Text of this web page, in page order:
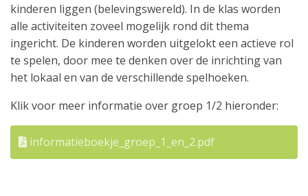
kinderen liggen (belevingswereld). In de klas worden
alle activiteiten zoveel mogelijk rond dit thema
ingericht. De kinderen worden uitgelokt een actieve rol
te spelen, door mee te denken over de inrichting van
het lokaal en van de verschillende spelhoeken.
Klik voor meer informatie over groep 1/2 hieronder:
informatieboekje_groep_1_en_2.pdf